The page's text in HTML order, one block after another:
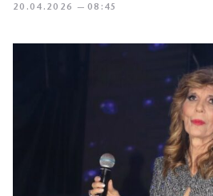
20.04.2026 — 08:45